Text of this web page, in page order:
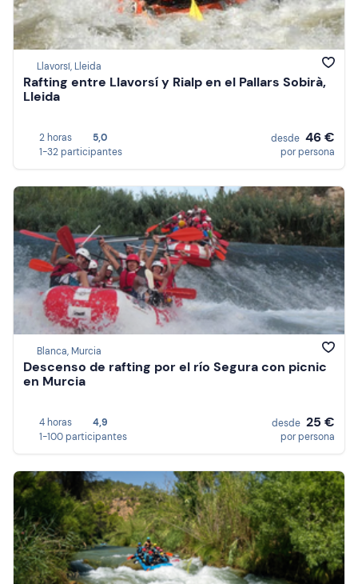
Llavorsí, Lleida
Rafting entre Llavorsí y Rialp en el Pallars Sobirà,
Lleida
2 horas
5,0
1-32 participantes
desde 46 €
por persona
Blanca, Murcia
Descenso de rafting por el río Segura con picnic
en Murcia
4 horas
4,9
1-100 participantes
desde 25 €
por persona